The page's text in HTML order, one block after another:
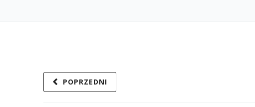
POPRZEDNI